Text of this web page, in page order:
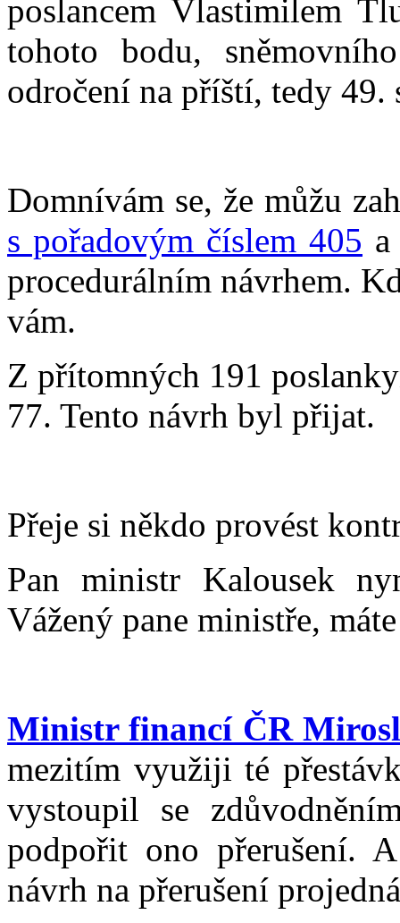
poslancem Vlastimilem
tohoto bodu,
odročení na příští, tedy
Domnívám se, že můžu
s pořadovým číslem 405
procedurálním návrhem.
vám.
Z přítomných 191
77. Tento návrh byl přijat.
Přeje si někdo provést
Pan ministr Kalousek
Vážený pane ministře,
Ministr financí ČR
mezitím využiji té
vystoupil se
podpořit ono přerušení.
návrh na přerušení